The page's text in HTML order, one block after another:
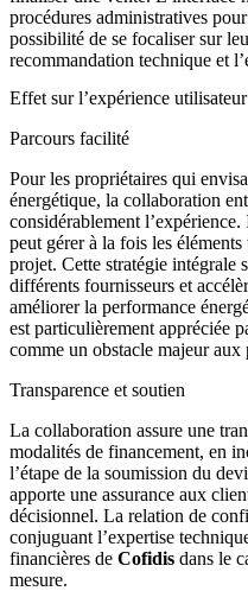
procédures administratives
possibilité de se focaliser sur
recommandation technique et
Effet sur l’expérience utilisateur
Parcours facilité
Pour les propriétaires qui
énergétique, la collaboration
considérablement
peut gérer à la fois les
projet. Cette stratégie intégrale
différents fournisseurs et
améliorer la performance
est particulièrement appréciée
comme un obstacle majeur aux
Transparence et soutien
La collaboration assure une
modalités de financement, en
l’étape de la soumission du
apporte une assurance aux
décisionnel. La relation de
conjuguant l’expertise
financières de Cofidis dans le
mesure.